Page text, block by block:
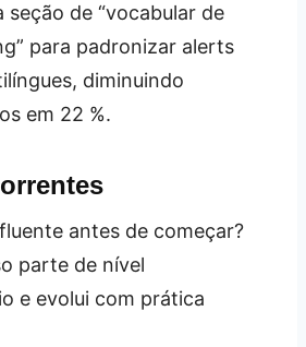
seção de “vocabular de
para padronizar alerts
diminuindo
em 22 %.
antes de começar?
parte de nível
e evolui com prática